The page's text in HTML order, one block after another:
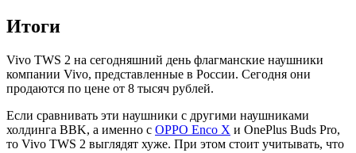
Итоги
Vivo TWS 2 на сегодняшний день флагманские наушники
компании Vivo, представленные в России. Сегодня они
продаются по цене от 8 тысяч рублей.
Если сравнивать эти наушники с другими наушниками
холдинга BBK, а именно с OPPO Enco X и OnePlus Buds Pro,
то Vivo TWS 2 выглядят хуже. При этом стоит учитывать, что